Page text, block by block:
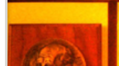
BEMUTATKOZÁS
FELADATOK